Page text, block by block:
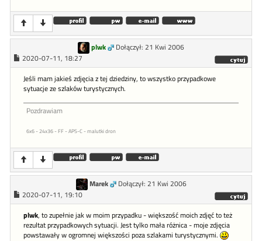
plwk
Dołączył: 21 Kwi 2006
2020-07-11, 18:27
Jeśli mam jakieś zdjęcia z tej dziedziny, to wszystko przypadkowe
sytuacje ze szlaków turystycznych.
Pozdrawiam
6x6 - 24x36 - FF - APS-C - malutki dron
Marek
Dołączył: 21 Kwi 2006
2020-07-11, 19:10
plwk, to zupełnie jak w moim przypadku - większość moich zdjęć to też
rezultat przypadkowych sytuacji. Jest tylko mała różnica - moje zdjęcia
powstawały w ogromnej większości poza szlakami turystycznymi.